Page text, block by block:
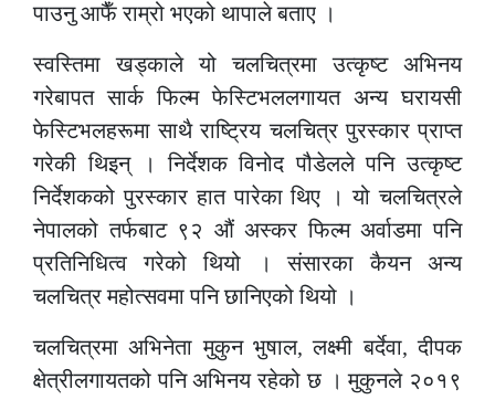
पाउनु आफैँ राम्रो भएको थापाले बताए ।
स्वस्तिमा खड्काले यो चलचित्रमा उत्कृष्ट अभिनय
गरेबापत सार्क फिल्म फेस्टिभललगायत अन्य घरायसी
फेस्टिभलहरूमा साथै राष्ट्रिय चलचित्र पुरस्कार प्राप्त
गरेकी थिइन् । निर्देशक विनोद पौडेलले पनि उत्कृष्ट
निर्देशकको पुरस्कार हात पारेका थिए । यो चलचित्रले
नेपालको तर्फबाट ९२ औं अस्कर फिल्म अर्वाडमा पनि
प्रतिनिधित्व गरेको थियो । संसारका कैयन अन्य
चलचित्र महोत्सवमा पनि छानिएको थियो ।
चलचित्रमा अभिनेता मुकुन भुषाल, लक्ष्मी बर्देवा, दीपक
क्षेत्रीलगायतको पनि अभिनय रहेको छ । मुकुनले २०१९